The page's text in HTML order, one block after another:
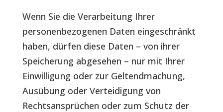
Wenn Sie die Verarbeitung Ihrer
personenbezogenen Daten eingeschränkt
haben, dürfen diese Daten – von ihrer
Speicherung abgesehen – nur mit Ihrer
Einwilligung oder zur Geltendmachung,
Ausübung oder Verteidigung von
Rechtsansprüchen oder zum Schutz der